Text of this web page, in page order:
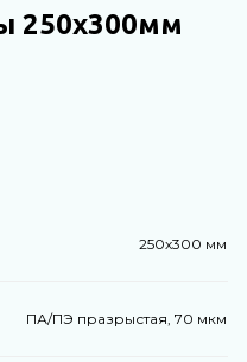
250х300мм
250х300 мм
ПА/ПЭ празрыстая, 70 мкм